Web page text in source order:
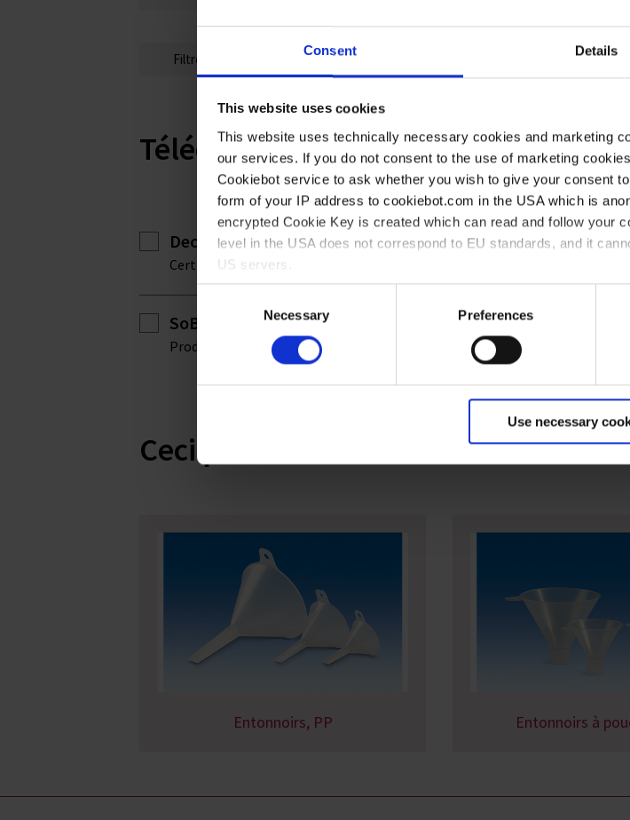
Consent Details
This website uses cookies
This website uses technically necessary cookies and marketing
our services. If you do not consent to the use of marketing
Cookiebot service to ask whether you wish to give your consent
form of your IP address to cookiebot.com in the USA which is
encrypted Cookie Key is created which can read and follow your
level in the USA does not correspond to EU standards, and it
US servers.
For more information on cookies and the use of your personal
Consent
Selection
Necessary Preferences
Use necessary
12500
360
Filtre Ø 50 mm pour entonnoirs 41794, 41894
Téléchargements pour ce produit
Declaration of conformity (food)
Certificats de conformité | pdf | 302 KB
SoBSE_TSE Large Funnel PP
Product Statements | pdf | 191 KB
Ceci pourrait vous intéresser aussi
Entonnoirs, PP Entonnoirs à